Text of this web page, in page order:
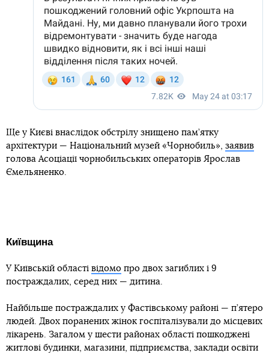
Ще у Києві внаслідок обстрілу знищено пам’ятку
архітектури — Національний музей «Чорнобиль», заявив
голова Асоціації чорнобильських операторів Ярослав
Ємельяненко.
Київщина
У Київській області відомо про двох загиблих і 9
постраждалих, серед них — дитина.
Найбільше постраждалих у Фастівському районі — п’ятеро
людей. Двох поранених жінок госпіталізували до місцевих
лікарень. Загалом у шести районах області пошкоджені
житлові будинки, магазини, підприємства, заклади освіти